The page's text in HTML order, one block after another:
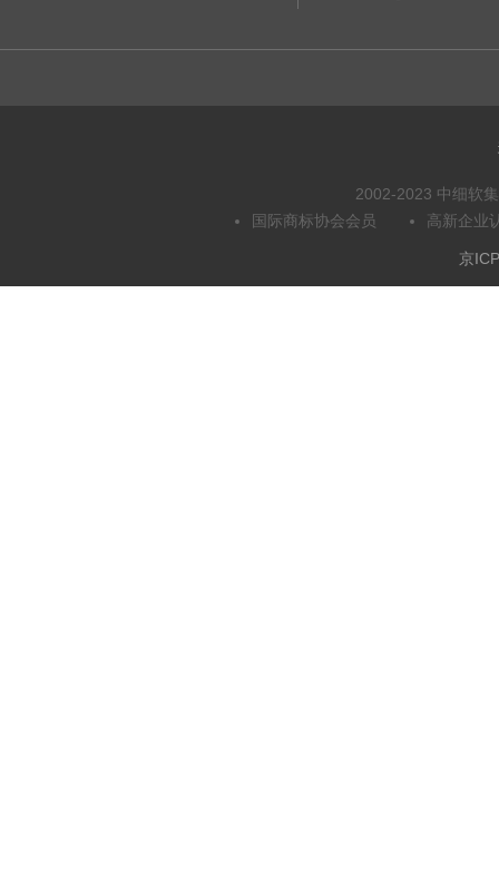
2002-2023 中细软
国际商标协会会员
高新企业
京